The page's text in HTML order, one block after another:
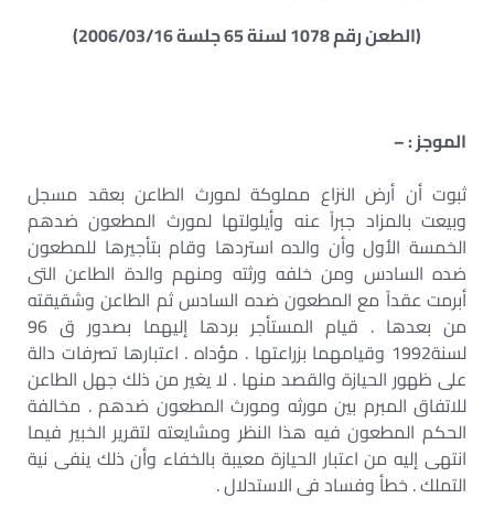
(الطعن رقم 1078 لسنة 65 جلسة 2006/03/16)
الموجز : –
ثبوت أن أرض النزاع مملوكة لمورث الطاعن بعقد مسجل
وبيعت بالمزاد جبراً عنه وأيلولتها لمورث المطعون ضدهم
الخمسة الأول وأن والده استردها وقام بتأجيرها للمطعون
ضده السادس ومن خلفه ورثته ومنهم والدة الطاعن التى
أبرمت عقداً مع المطعون ضده السادس ثم الطاعن وشقيقته
من بعدها . قيام المستأجر بردها إليهما بصدور ق 96
لسنة1992 وقيامهما بزراعتها . مؤداه . اعتبارها تصرفات دالة
على ظهور الحيازة والقصد منها . لا يغير من ذلك جهل الطاعن
للاتفاق المبرم بين مورثه ومورث المطعون ضدهم . مخالفة
الحكم المطعون فيه هذا النظر ومشايعته لتقرير الخبير فيما
انتهى إليه من اعتبار الحيازة معيبة بالخفاء وأن ذلك ينفى نية
التملك . خطأ وفساد فى الاستدلال .